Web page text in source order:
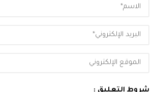
شروط التعليق :